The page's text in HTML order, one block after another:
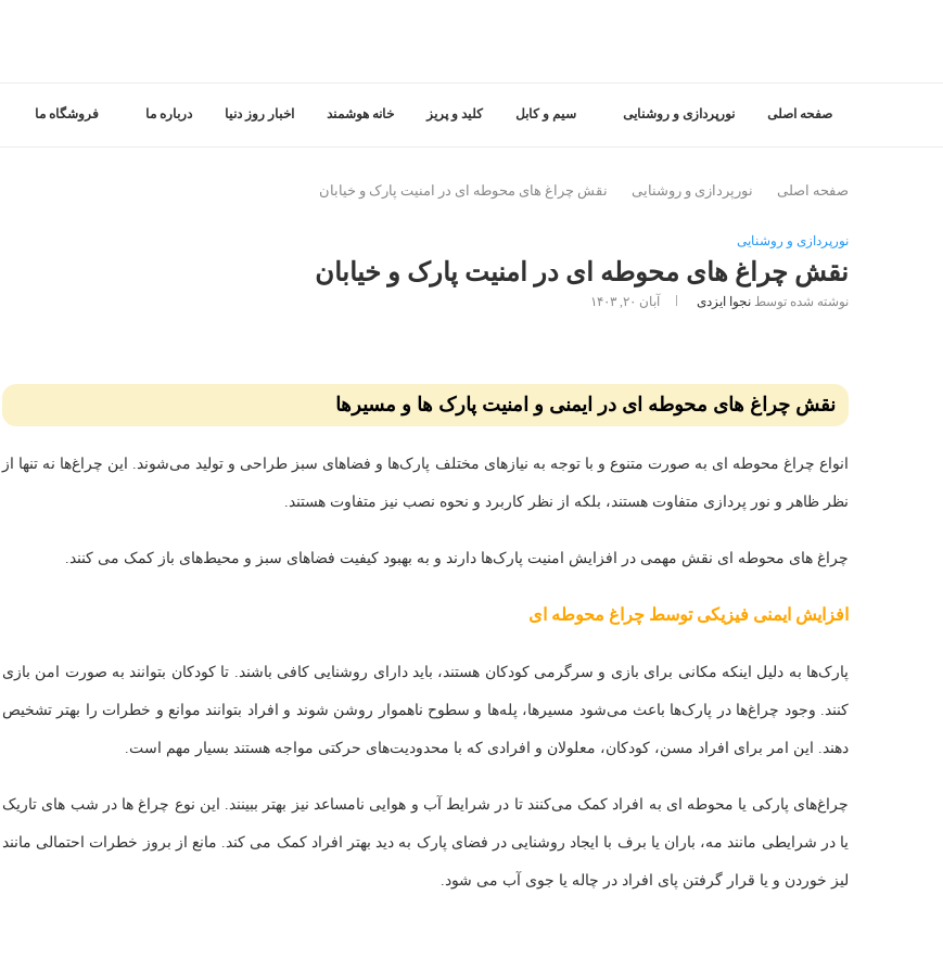
صفحه اصلی نورپردازی و روشنایی سیم و کابل کلید و پریز خانه هوشمند اخبار روز دنیا درباره ما فروشگاه ما
صفحه اصلی نورپردازی و روشنایی نقش چراغ های محوطه ای در امنیت پارک و خیابان
نورپردازی و روشنایی
نقش چراغ های محوطه ای در امنیت پارک و خیابان
نوشته شده توسط نجوا ایزدی آبان ۲۰, ۱۴۰۳
نقش چراغ های محوطه ای در ایمنی و امنیت پارک ها و مسیرها
انواع چراغ‌ محوطه ای به صورت متنوع و با توجه به نیازهای مختلف پارک‌ها و فضاهای سبز طراحی و تولید می‌شوند. این چراغ‌ها نه تنها از
نظر ظاهر و نور پردازی متفاوت هستند، بلکه از نظر کاربرد و نحوه نصب نیز متفاوت هستند.
چراغ‌ های محوطه ای نقش مهمی در افزایش امنیت پارک‌ها دارند و به بهبود کیفیت فضاهای سبز و محیط‌های باز کمک می‌ کنند.
افزایش ایمنی فیزیکی توسط چراغ‌ محوطه ای
پارک‌ها به دلیل اینکه مکانی برای بازی و سرگرمی کودکان هستند، باید دارای روشنایی کافی باشند. تا کودکان بتوانند به صورت امن بازی
کنند. وجود چراغ‌ها در پارک‌ها باعث می‌شود مسیرها، پله‌ها و سطوح ناهموار روشن شوند و افراد بتوانند موانع و خطرات را بهتر تشخیص
دهند. این امر برای افراد مسن، کودکان، معلولان و افرادی که با محدودیت‌های حرکتی مواجه هستند بسیار مهم است.
چراغ‌های پارکی یا محوطه ای به افراد کمک می‌کنند تا در شرایط آب و هوایی نامساعد نیز بهتر ببینند. این نوع چراغ ها در شب های تاریک
یا در شرایطی مانند مه، باران یا برف با ایجاد روشنایی در فضای پارک به دید بهتر افراد کمک می کند. مانع از بروز خطرات احتمالی مانند
لیز خوردن و یا قرار گرفتن پای افراد در چاله یا جوی آب می شود.